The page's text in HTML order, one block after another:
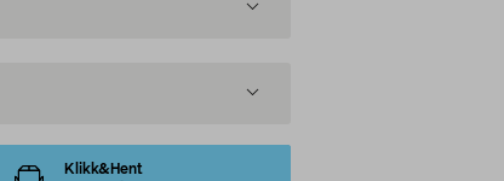
Klikk&Hent